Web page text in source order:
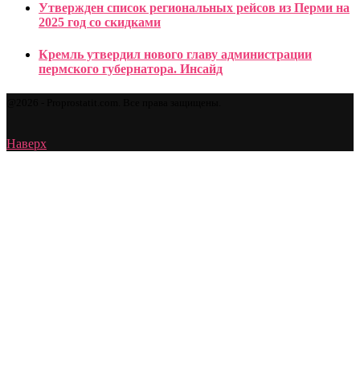
Утвержден список региональных рейсов из Перми на
2025 год со скидками
Кремль утвердил нового главу администрации
пермского губернатора. Инсайд
Наверх